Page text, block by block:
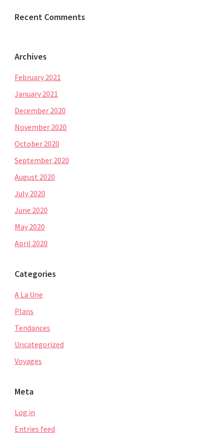
Recent Comments
Archives
February 2021
January 2021
December 2020
November 2020
October 2020
September 2020
August 2020
July 2020
June 2020
May 2020
April 2020
Categories
A La Une
Plans
Tendances
Uncategorized
Voyages
Meta
Log in
Entries feed